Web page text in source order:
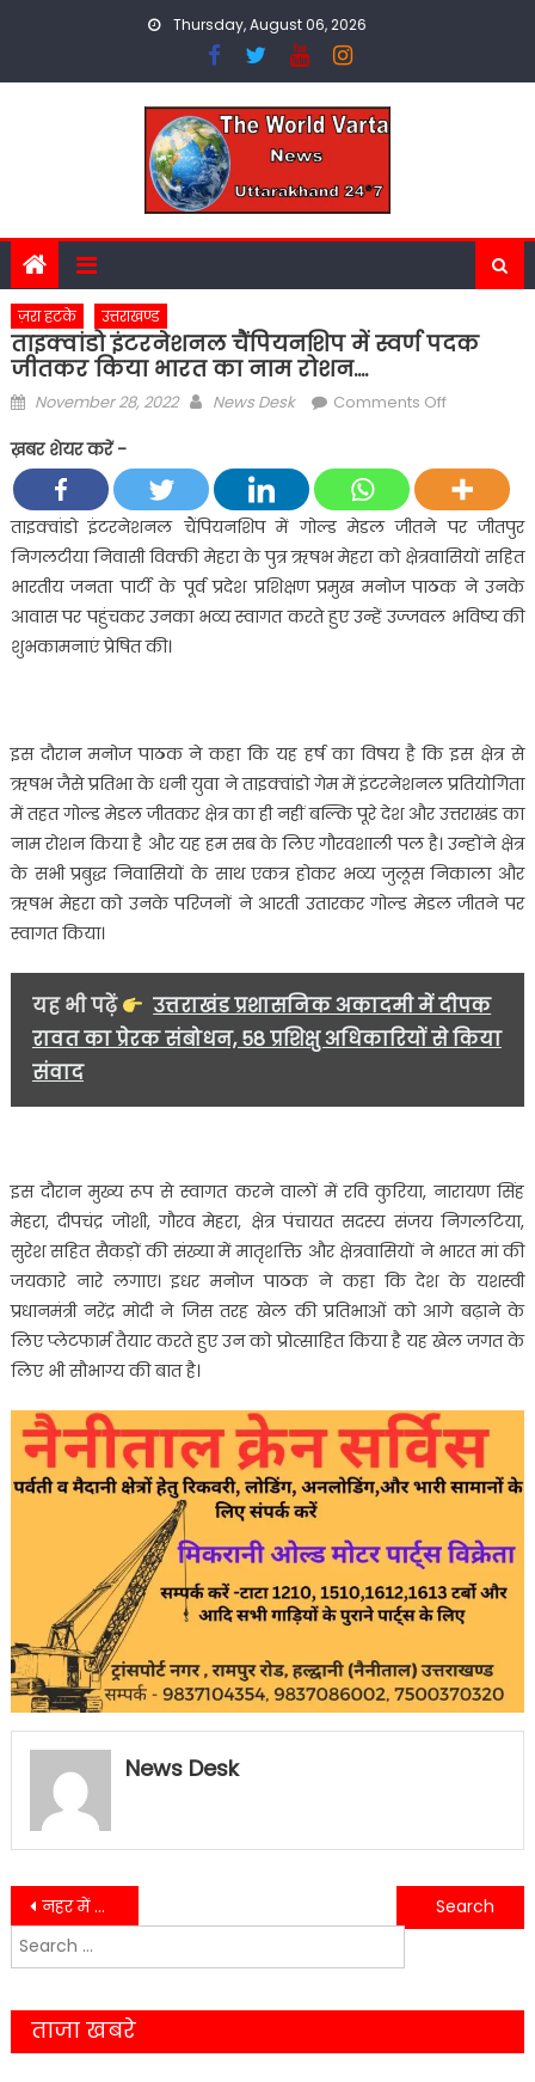
Thursday, August 06, 2026
ज़रा हटके उत्तराखण्ड
ताइक्वांडो इंटरनेशनल चैंपियनशिप में स्वर्ण पदक
जीतकर किया भारत का नाम रोशन….
Posted
November 28, 2022 Author
News Desk Comments Offon
चैंपियनशिप
में
स्वर्ण
पदक
जीतकर
किया
ख़बर शेयर करें -
ताइक्वांडो इंटरनेशनल चैंपियनशिप में गोल्ड मेडल जीतने पर जीतपुर
निगलटीया निवासी विक्की मेहरा के पुत्र ऋषभ मेहरा को क्षेत्रवासियों सहित
भारतीय जनता पार्टी के पूर्व प्रदेश प्रशिक्षण प्रमुख मनोज पाठक ने उनके
आवास पर पहुंचकर उनका भव्य स्वागत करते हुए उन्हें उज्जवल भविष्य की
शुभकामनाएं प्रेषित की।
इस दौरान मनोज पाठक ने कहा कि यह हर्ष का विषय है कि इस क्षेत्र से
ऋषभ जैसे प्रतिभा के धनी युवा ने ताइक्वांडो गेम में इंटरनेशनल प्रतियोगिता
में तहत गोल्ड मेडल जीतकर क्षेत्र का ही नहीं बल्कि पूरे देश और उत्तराखंड का
नाम रोशन किया है और यह हम सब के लिए गौरवशाली पल है। उन्होंने क्षेत्र
के सभी प्रबुद्ध निवासियों के साथ एकत्र होकर भव्य जुलूस निकाला और
ऋषभ मेहरा को उनके परिजनों ने आरती उतारकर गोल्ड मेडल जीतने पर
स्वागत किया।
यह भी पढ़ें
उत्तराखंड प्रशासनिक अकादमी में दीपक
रावत का प्रेरक संबोधन, 58 प्रशिक्षु अधिकारियों से किया
संवाद
इस दौरान मुख्य रूप से स्वागत करने वालों में रवि कुरिया, नारायण सिंह
मेहरा, दीपचंद्र जोशी, गौरव मेहरा, क्षेत्र पंचायत सदस्य संजय निगलटिया,
सुरेश सहित सैकड़ों की संख्या में मातृशक्ति और क्षेत्रवासियों ने भारत मां की
जयकारे नारे लगाए। इधर मनोज पाठक ने कहा कि देश के यशस्वी
प्रधानमंत्री नरेंद्र मोदी ने जिस तरह खेल की प्रतिभाओं को आगे बढ़ाने के
लिए प्लेटफार्म तैयार करते हुए उन को प्रोत्साहित किया है यह खेल जगत के
लिए भी सौभाग्य की बात है।
News Desk
Post
navigation
नहर में मिला अज्ञात शव, मचा हड़कंप..
कोल्डड्रिंक में नशीला पदार्थ पिलाकर नाबालिक छात्रा के साथ किया दुष्कर्म….
Search
for:
ताजा खबरे